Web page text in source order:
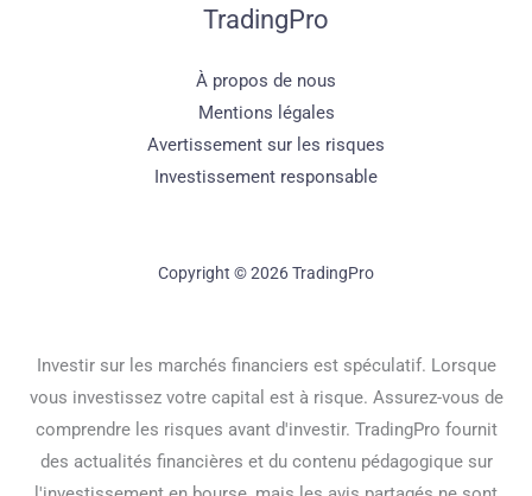
TradingPro
À propos de nous
Mentions légales
Avertissement sur les risques
Investissement responsable
Copyright © 2026 TradingPro
Investir sur les marchés financiers est spéculatif. Lorsque
vous investissez votre capital est à risque. Assurez-vous de
comprendre les risques avant d'investir. TradingPro fournit
des actualités financières et du contenu pédagogique sur